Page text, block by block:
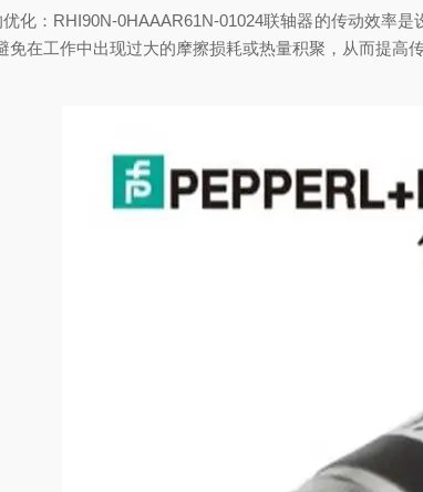
：RHI90N-0HAAAR61N-01024联轴器的传动效率是
免在工作中出现过大的摩擦损耗或热量积聚，从而提高传